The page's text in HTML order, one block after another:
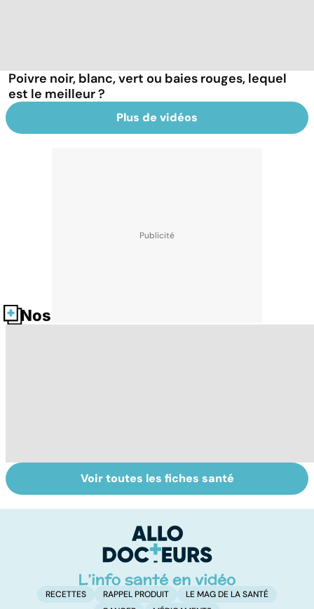
Poivre noir, blanc, vert ou baies rouges, lequel
est le meilleur ?
Plus de vidéos
Nos fiches santé
Les vertus
secrètes des
Tout savoir sur
les infections
Voir toutes les fiches santé
RECETTES RAPPEL PRODUIT
LE MAG DE LA SANTÉ